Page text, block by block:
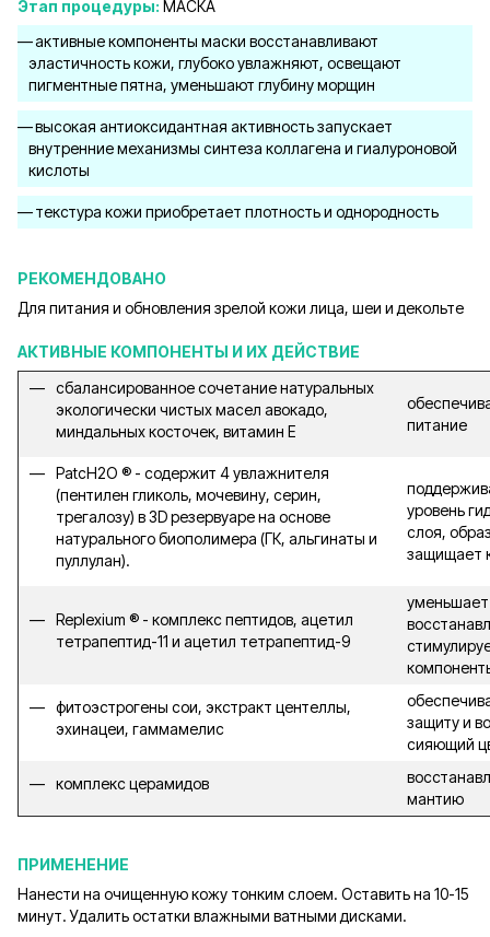
Этап процедуры: МАСКА
активные компоненты маски восстанавливают
эластичность кожи, глубоко увлажняют, освещают
пигментные пятна, уменьшают глубину морщин
высокая антиоксидантная активность запускает
внутренние механизмы синтеза коллагена и гиалуроновой
кислоты
текстура кожи приобретает плотность и однородность
РЕКОМЕНДОВАНО
Для питания и обновления зрелой кожи лица, шеи и декольте
АКТИВНЫЕ КОМПОНЕНТЫ И ИХ ДЕЙСТВИЕ
сбалансированное сочетание натуральных
экологически чистых масел авокадо,
миндальных косточек, витамин Е
питание
PatcH2O ® - содержит 4 увлажнителя
(пентилен гликоль, мочевину, серин,
трегалозу) в 3D резервуаре на основе
натурального биополимера (ГК, альгинаты и
пуллулан).
уровень
слоя,
защищает
Replexium ® - комплекс пептидов, ацетил
тетрапептид-11 и ацетил тетрапептид-9
фитоэстрогены сои, экстракт центеллы,
эхинацеи, гаммамелис
защиту и
сияющий
комплекс церамидов
мантию
ПРИМЕНЕНИЕ
Нанести на очищенную кожу тонким слоем. Оставить на 10-15
минут. Удалить остатки влажными ватными дисками.